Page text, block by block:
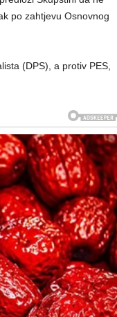
po zahtjevu Osnovnog
(DPS), a protiv PES,